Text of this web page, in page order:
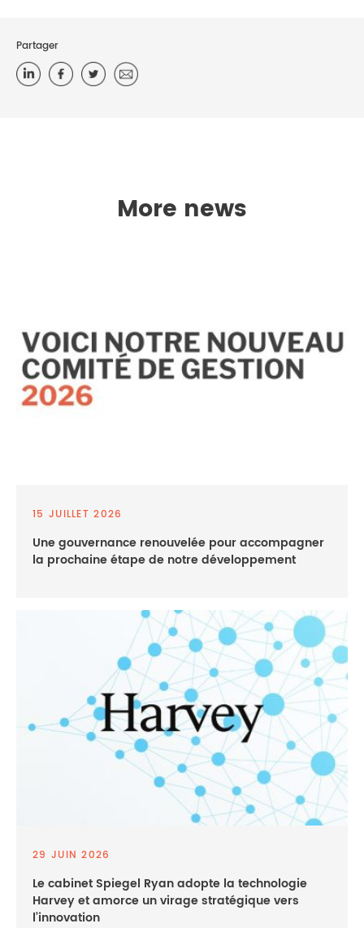
Partager
More news
15 JUILLET 2026
Une gouvernance renouvelée pour accompagner
la prochaine étape de notre développement
29 JUIN 2026
Le cabinet Spiegel Ryan adopte la technologie
Harvey et amorce un virage stratégique vers
l’innovation